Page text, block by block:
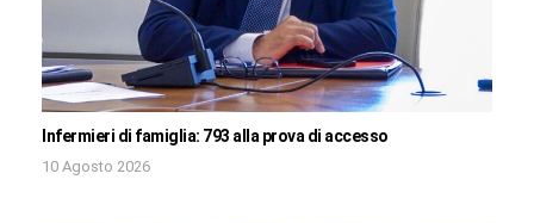
Infermieri di famiglia: 793 alla prova di accesso
10 Agosto 2026